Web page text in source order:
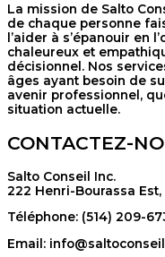
La mission de Salto
de chaque personne
l’aider à s’épanouir en
chaleureux et
décisionnel. Nos
âges ayant besoin de
avenir professionnel,
situation actuelle.
CONTACTEZ-
Salto Conseil Inc.
222 Henri-Bourassa Est,
Téléphone: (514) 209-
Email: